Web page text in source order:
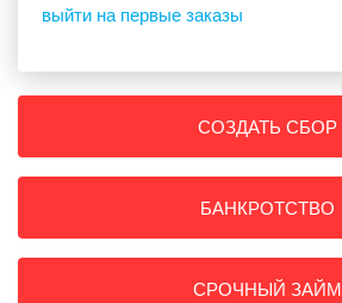
выйти на первые заказы
СОЗДАТЬ СБОР
БАНКРОТСТВО
СРОЧНЫЙ ЗАЙМ